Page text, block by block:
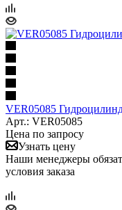
VER05085
Арт.: VER05085
Цена по запросу
Узнать цену
Наши менеджеры
условия заказа